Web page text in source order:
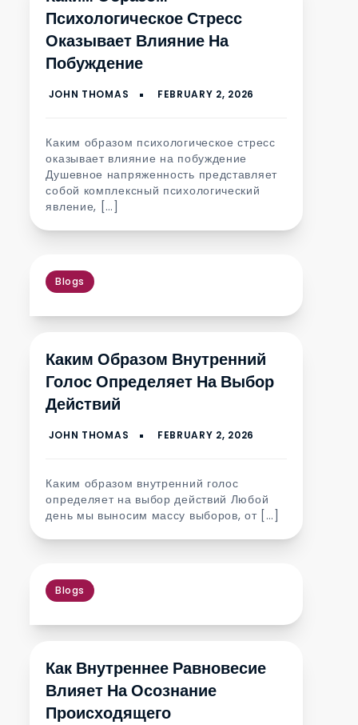
Психологическое Стресс
Оказывает Влияние На
Побуждение
Каким образом психологическое стресс
оказывает влияние на побуждение
Душевное напряженность представляет
собой комплексный психологический
явление, […]
Blogs
Каким Образом Внутренний
Голос Определяет На Выбор
Действий
Каким образом внутренний голос
определяет на выбор действий Любой
день мы выносим массу выборов, от […]
Blogs
Как Внутреннее Равновесие
Влияет На Осознание
Происходящего